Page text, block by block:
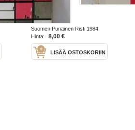
Ensiapu
Suomen Punainen Risti 1984
Hinta:
8,00 €
LISÄÄ OSTOSKORIIN